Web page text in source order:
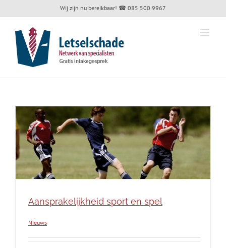
to
content
Wij zijn nu bereikbaar! ☎ 085 500 9967
Aansprakelijkheid sport en spel
Nieuws